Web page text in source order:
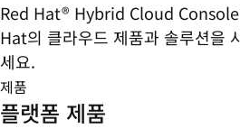
Red Hat® Hybrid Cloud Console
Hat의 클라우드 제품과 솔루션을
세요.
제품
플랫폼 제품